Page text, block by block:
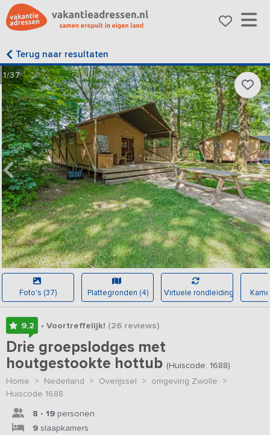
Terug naar resultaten
1/37
Foto's (37) Plattegronden (4) Virtuele rondleiding
9,2 • Voortreffelijk! (26reviews)
Drie groepslodges met
houtgestookte hottub (Huiscode: 1688)
Home > Nederland > Overijssel > omgeving Zwolle >
Huiscode 1688
8 - 19 personen
9 slaapkamers